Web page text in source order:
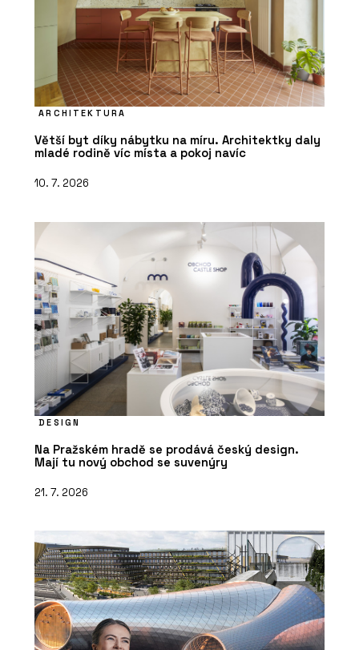
ARCHITEKTURA
Větší byt díky nábytku na míru. Architektky daly
mladé rodině víc místa a pokoj navíc
10. 7. 2026
DESIGN
Na Pražském hradě se prodává český design.
Mají tu nový obchod se suvenýry
21. 7. 2026